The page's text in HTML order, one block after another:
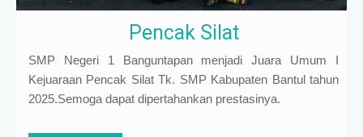
Pencak Silat
SMP Negeri 1 Banguntapan menjadi Juara Umum I
Kejuaraan Pencak Silat Tk. SMP Kabupaten Bantul tahun
2025.Semoga dapat dipertahankan prestasinya.